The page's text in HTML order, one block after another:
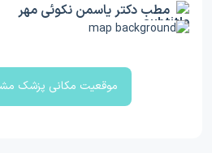
مطب دکتر یاسمن نکوئی مهر
موقعیت مکانی پزشک